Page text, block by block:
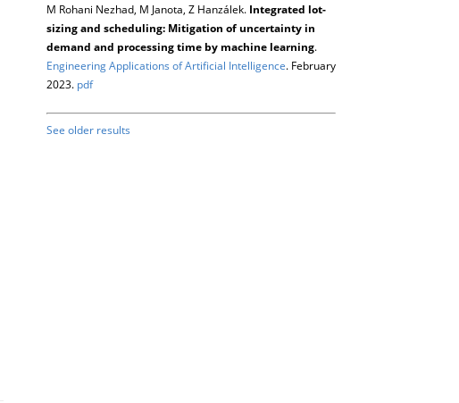
M Rohani Nezhad, M Janota, Z Hanzálek. Integrated lot-
sizing and scheduling: Mitigation of uncertainty in
demand and processing time by machine learning.
Engineering Applications of Artificial Intelligence. February
2023. pdf
See older results